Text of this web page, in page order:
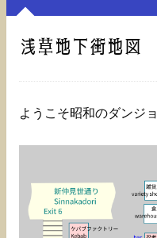
浅草地下街地図
ようこそ昭和のダンジョ